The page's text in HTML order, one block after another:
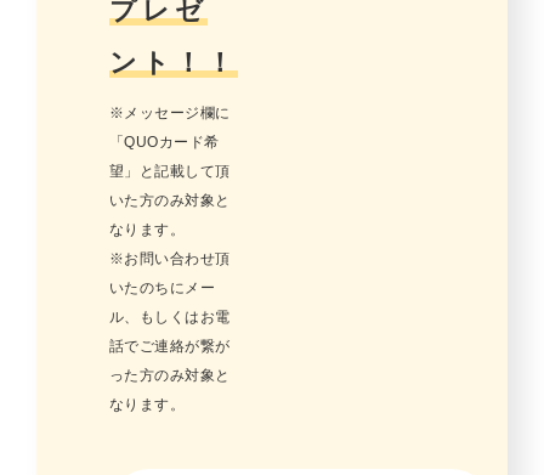
プレゼ
ント！！
※メッセージ欄に
「QUOカード希
望」と記載して頂
いた方のみ対象と
なります。
※お問い合わせ頂
いたのちにメー
ル、もしくはお電
話でご連絡が繋が
った方のみ対象と
なります。